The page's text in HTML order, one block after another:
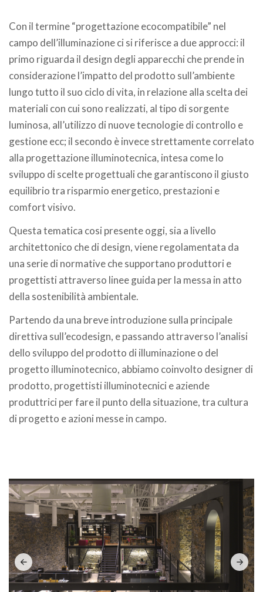
Con il termine “progettazione ecocompatibile” nel
campo dell’illuminazione ci si riferisce a due approcci: il
primo riguarda il design degli apparecchi che prende in
considerazione l’impatto del prodotto sull’ambiente
lungo tutto il suo ciclo di vita, in relazione alla scelta dei
materiali con cui sono realizzati, al tipo di sorgente
luminosa, all’utilizzo di nuove tecnologie di controllo e
gestione ecc; il secondo è invece strettamente correlato
alla progettazione illuminotecnica, intesa come lo
sviluppo di scelte progettuali che garantiscono il giusto
equilibrio tra risparmio energetico, prestazioni e
comfort visivo.
Questa tematica cosi presente oggi, sia a livello
architettonico che di design, viene regolamentata da
una serie di normative che supportano produttori e
progettisti attraverso linee guida per la messa in atto
della sostenibilità ambientale.
Partendo da una breve introduzione sulla principale
direttiva sull’ecodesign, e passando attraverso l’analisi
dello sviluppo del prodotto di illuminazione o del
progetto illuminotecnico, abbiamo coinvolto designer di
prodotto, progettisti illuminotecnici e aziende
produttrici per fare il punto della situazione, tra cultura
di progetto e azioni messe in campo.